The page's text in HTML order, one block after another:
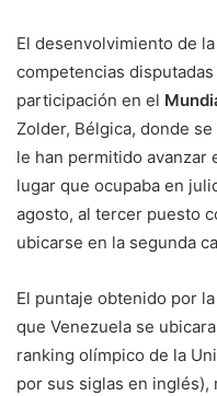
El desenvolvimiento de
competencias
participación en el
Zolder, Bélgica, donde
le han permitido avanzar
lugar que ocupaba en
agosto, al tercer puesto
ubicarse en la segunda
El puntaje obtenido por
que Venezuela se
ranking olímpico de la
por sus siglas en